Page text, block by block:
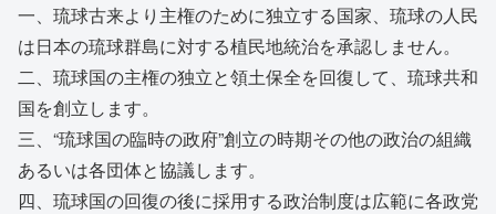
一、琉球古来より主権のために独立する国家、琉球の人民
は日本の琉球群島に対する植民地統治を承認しません。
二、琉球国の主権の独立と領土保全を回復して、琉球共和
国を創立します。
三、“琉球国の臨時の政府”創立の時期その他の政治の組織
あるいは各団体と協議します。
四、琉球国の回復の後に採用する政治制度は広範に各政党